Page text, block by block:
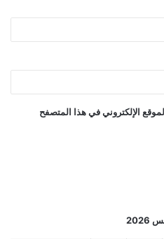
الإلكتروني في هذا المتصفح